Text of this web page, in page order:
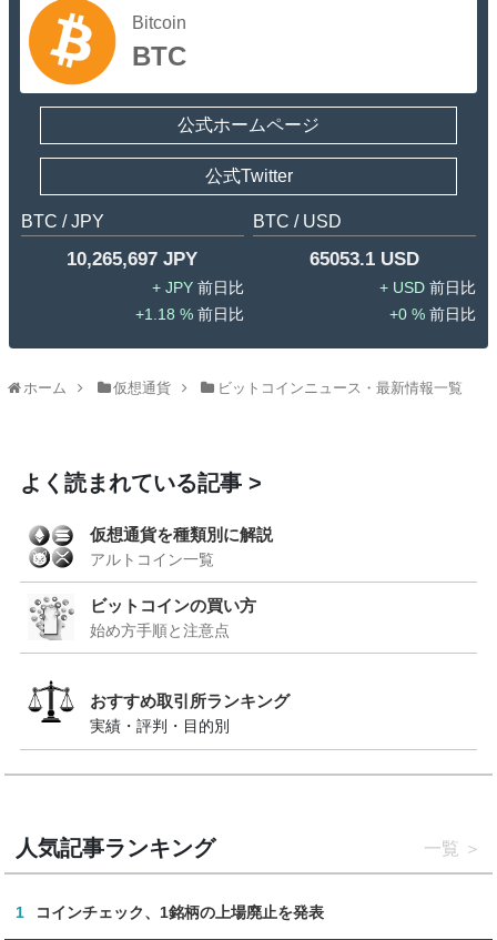
Bitcoin
BTC
公式ホームページ
公式Twitter
BTC / JPY
10,265,697 JPY
JPY
1.18 %
BTC / USD
65053.1 USD
USD
0 %
ホーム 仮想通貨 ビットコインニュース・最新情報一覧
よく読まれている記事
仮想通貨を種類別に解説
アルトコイン一覧
ビットコインの買い方
始め方手順と注意点
おすすめ取引所ランキング
実績・評判・目的別
人気記事ランキング 一覧
1 コインチェック、1銘柄の上場廃止を発表